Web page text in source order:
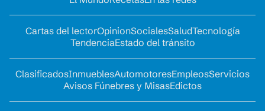
Cartas del lectorOpinionSocialesSaludTecnología
TendenciaEstado del tránsito
ClasificadosInmueblesAutomotoresEmpleosServicios
Avisos Fúnebres y MisasEdictos